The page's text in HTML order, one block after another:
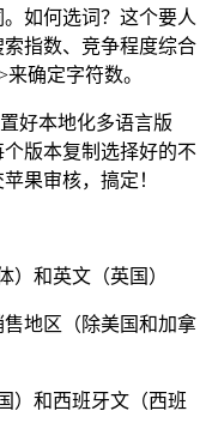
如何选词？这个要人
指数、竞争程度综合
确定字符数。
好本地化多语言版
版本复制选择好的不
果审核，搞定！
）和英文（英国）
地区（除美国和加拿
）和西班牙文（西班